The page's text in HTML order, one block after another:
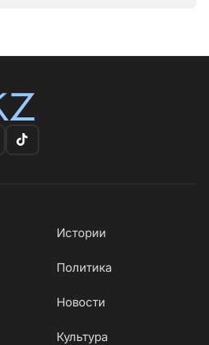
Истории
Политика
Новости
Культура